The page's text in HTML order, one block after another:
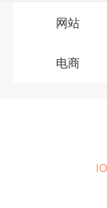
网站
电商